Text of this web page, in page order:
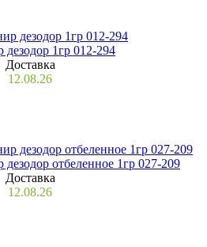
1гр 012-294
Доставка
12.08.26
отбеленное 1гр 027-209
Доставка
12.08.26